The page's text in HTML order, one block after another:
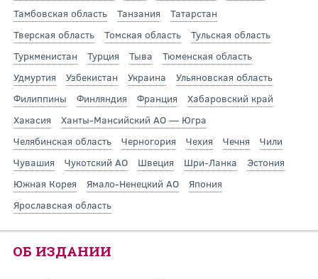
Тамбовская область
Танзания
Татарстан
Тверская область
Томская область
Тульская область
Туркменистан
Турция Тыва
Тюменская область
Удмуртия
Узбекистан Украина
Ульяновская область
Филиппины
Финляндия Франция
Хабаровский край
Хакасия
Ханты-Мансийский АО — Югра
Челябинская область
Черногория Чехия Чечня
Чили
Чувашия
Чукотский АО Швеция Шри-Ланка
Эстония
Южная Корея
Ямало-Ненецкий АО
Япония
Ярославская область
ОБ ИЗДАНИИ